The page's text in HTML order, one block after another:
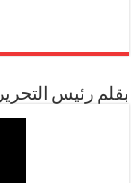
بقلم رئيس التحرير